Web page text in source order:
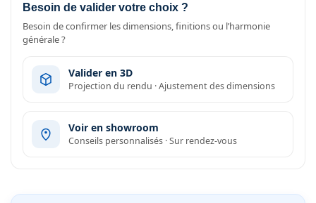
Besoin de valider votre choix ?
Besoin de confirmer les dimensions, finitions ou l’harmonie
générale ?
Valider en 3D
Projection du rendu · Ajustement des dimensions
Voir en showroom
Conseils personnalisés · Sur rendez-vous